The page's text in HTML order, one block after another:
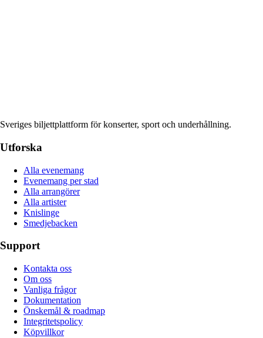
Sveriges biljettplattform för konserter, sport och underhållning.
Utforska
Alla evenemang
Evenemang per stad
Alla arrangörer
Alla artister
Knislinge
Smedjebacken
Support
Kontakta oss
Om oss
Vanliga frågor
Dokumentation
Önskemål & roadmap
Integritetspolicy
Köpvillkor